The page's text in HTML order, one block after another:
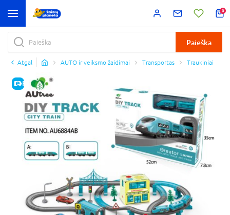
0
Paieška
Atgal AUTO ir veiksmo žaidimai Transportas Traukiniai
E-KAINA